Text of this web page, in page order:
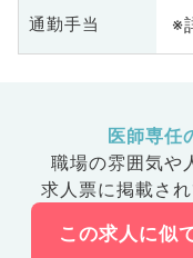
通勤手当 ※
医師専任
職場の雰囲気や
求人票に掲載さ
この求人に似